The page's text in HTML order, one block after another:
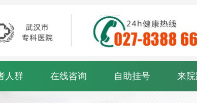
人群 在线咨询 自助挂号 来